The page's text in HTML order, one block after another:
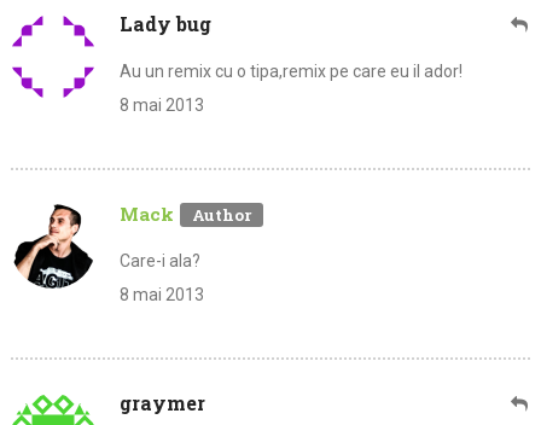
Lady bug
Au un remix cu o tipa,remix pe care eu il ador!
8 mai 2013
Mack
Care-i ala?
8 mai 2013
graymer